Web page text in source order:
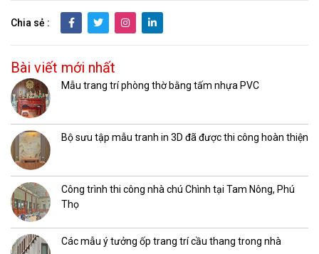
Chia sẻ :
Bài viết mới nhất
Mẫu trang trí phòng thờ bằng tấm nhựa PVC
Bộ sưu tập mẫu tranh in 3D đã được thi công hoàn thiện
Công trình thi công nhà chú Chình tại Tam Nông, Phú
Thọ
Các mẫu ý tưởng ốp trang trí cầu thang trong nhà